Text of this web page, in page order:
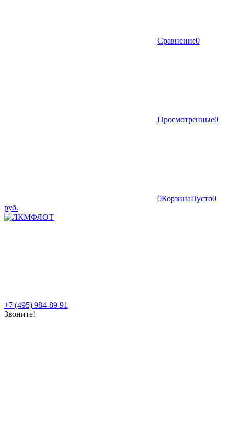
Сравнение0
Просмотренные0
0КорзинаПусто0
руб.
+7 (495) 984-89-91
Звоните!